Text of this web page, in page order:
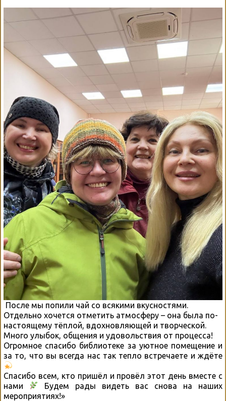
После мы попили чай со всякими вкусностями.
Отдельно хочется отметить атмосферу – она была по-
настоящему тёплой, вдохновляющей и творческой.
Много улыбок, общения и удовольствия от процесса!
Огромное спасибо библиотеке за уютное помещение и
за то, что вы всегда нас так тепло встречаете и ждёте
Спасибо всем, кто пришёл и провёл этот день вместе с
нами
Будем рады видеть вас снова на наших
мероприятиях!»